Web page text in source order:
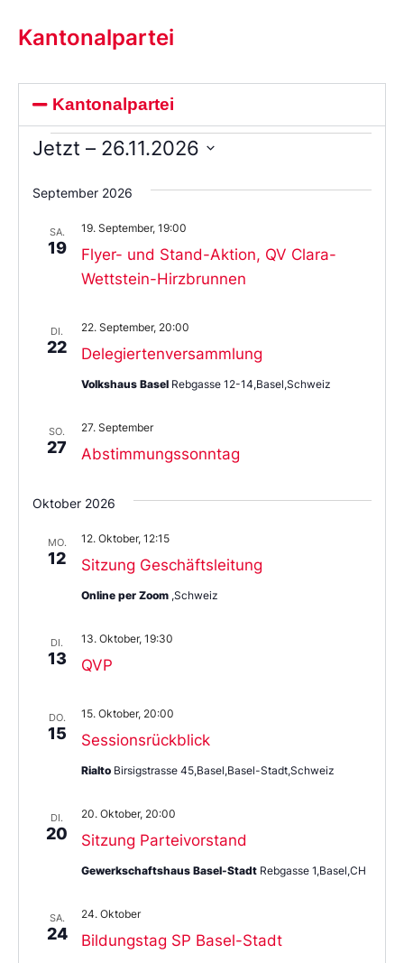
Kantonalpartei
Kantonalpartei
Jetzt – 26.11.2026
Sie
das
aus.
September 2026
SA.
19
Flyer- und Stand-Aktion, QV Clara-
Wettstein-Hirzbrunnen
19. September, 19:00
DI.
22 Delegiertenversammlung
22. September, 20:00
Volkshaus Basel Rebgasse 12-14,Basel,Schweiz
SO.
27 Abstimmungssonntag
27. September
Oktober 2026
MO.
12 Sitzung Geschäftsleitung
12. Oktober, 12:15
Online per Zoom ,Schweiz
DI.
13 QVP
13. Oktober, 19:30
DO.
15 Sessionsrückblick
15. Oktober, 20:00
Rialto Birsigstrasse 45,Basel,Basel-Stadt,Schweiz
DI.
20 Sitzung Parteivorstand
20. Oktober, 20:00
Gewerkschaftshaus Basel-Stadt Rebgasse 1,Basel,CH
SA.
24 Bildungstag SP Basel-Stadt
24. Oktober